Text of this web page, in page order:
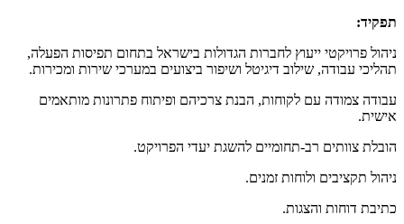
תפקיד:
ניהול פרויקטי ייעוץ לחברות הגדולות בישראל בתחום תפיסות הפעלה,
תהליכי עבודה, שילוב דיגיטל ושיפור ביצועים במערכי שירות ומכירות.
עבודה צמודה עם לקוחות, הבנת צרכיהם ופיתוח פתרונות מותאמים
אישית.
הובלת צוותים רב-תחומיים להשגת יעדי הפרויקט.
ניהול תקציבים ולוחות זמנים.
כתיבת דוחות והצגות.